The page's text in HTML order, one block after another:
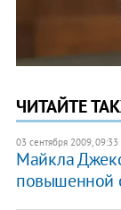
ЧИТАЙТЕ
03 сентября 2009, 09:33
Майкла
повышенной